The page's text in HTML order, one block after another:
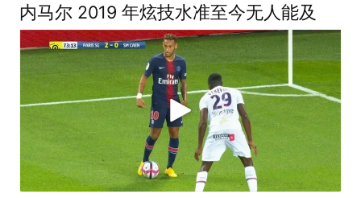
内马尔 2019 年炫技水准至今无人能及